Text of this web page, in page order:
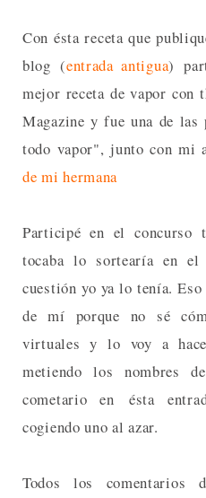
Con ésta receta que
blog (entrada antigua)
mejor receta de vapor con
Magazine y fue una de
todo vapor", junto con mi
de mi hermana
Participé en el concurso
tocaba lo sortearía en
cuestión yo ya lo tenía.
de mí porque no sé
virtuales y lo voy a
metiendo los nombres
cometario en ésta
cogiendo uno al azar.
Todos los comentarios